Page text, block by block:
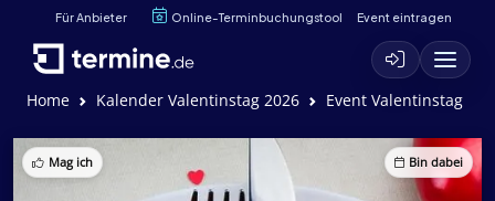
Für Anbieter Online-Terminbuchungstool Event eintragen
Home Kalender Valentinstag 2026 Event Valentinstag
Mag ich Bin dabei